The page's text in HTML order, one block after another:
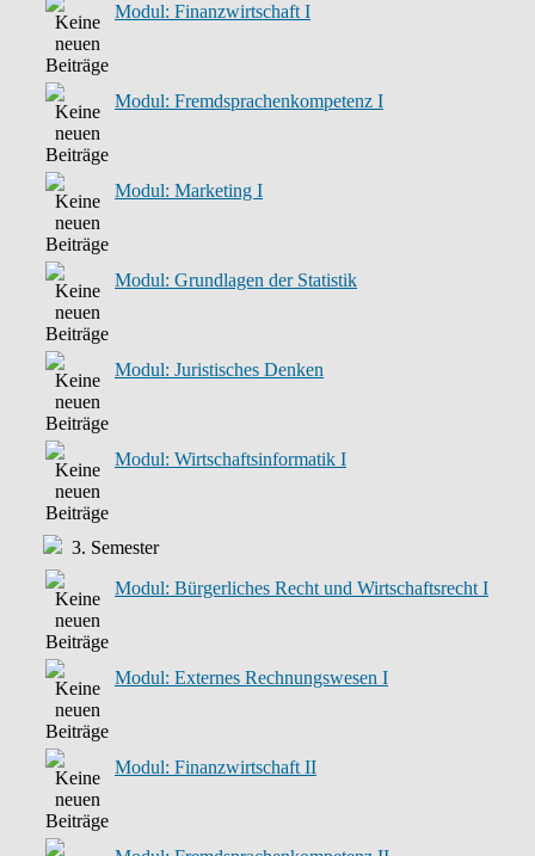
Modul: Finanzwirtschaft I
Modul: Fremdsprachenkompetenz I
Modul: Marketing I
Modul: Grundlagen der Statistik
Modul: Juristisches Denken
Modul: Wirtschaftsinformatik I
3. Semester
Modul: Bürgerliches Recht und Wirtschaftsrecht I
Modul: Externes Rechnungswesen I
Modul: Finanzwirtschaft II